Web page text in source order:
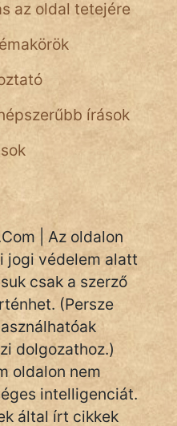
az oldal tetejére
írások
| Az oldalon
jogi védelem alatt
csak a szerző
(Persze
dolgozathoz.)
oldalon nem
intelligenciát.
által írt cikkek